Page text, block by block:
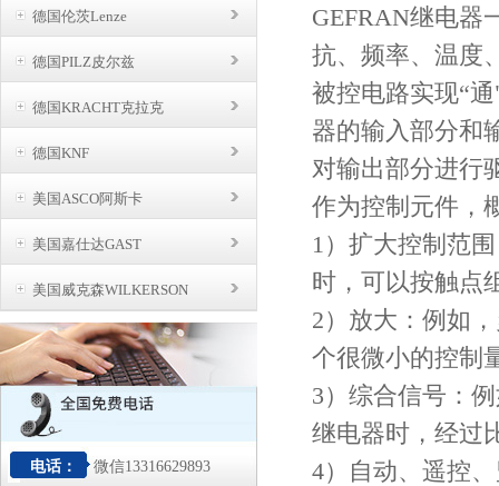
德国伦茨Lenze
德国PILZ皮尔兹
德国KRACHT克拉克
德国KNF
美国ASCO阿斯卡
美国嘉仕达GAST
美国威克森WILKERSON
电话： 微信13316629893
GEFRAN继电器
抗、频率、温度
被控电路实现“
器的输入部分和
对输出部分进行
作为控制元件，
1）扩大控制范
时，可以按触点
2）放大：例如
个很微小的控制
3）综合信号：
继电器时，经过
4）自动、遥控